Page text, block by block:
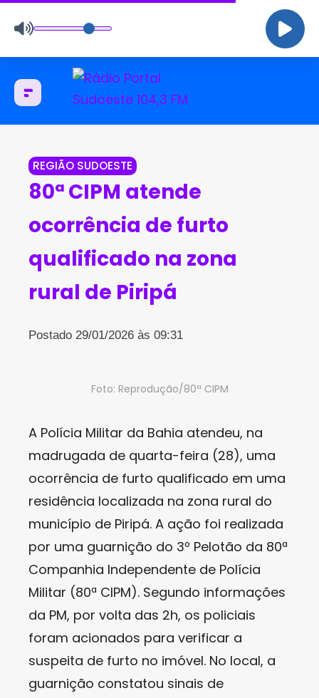
REGIÃO SUDOESTE
80ª CIPM atende
ocorrência de furto
qualificado na zona
rural de Piripá
Postado 29/01/2026 às 09:31
Foto: Reprodução/80ª CIPM
A Polícia Militar da Bahia atendeu, na
madrugada de quarta-feira (28), uma
ocorrência de furto qualificado em uma
residência localizada na zona rural do
município de Piripá. A ação foi realizada
por uma guarnição do 3º Pelotão da 80ª
Companhia Independente de Polícia
Militar (80ª CIPM). Segundo informações
da PM, por volta das 2h, os policiais
foram acionados para verificar a
suspeita de furto no imóvel. No local, a
guarnição constatou sinais de